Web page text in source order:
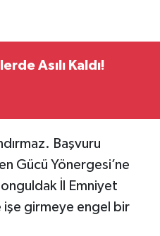
Asılı Kaldı!
Başvuru
Gücü Yönergesi’ne
İl Emniyet
işe girmeye engel bir